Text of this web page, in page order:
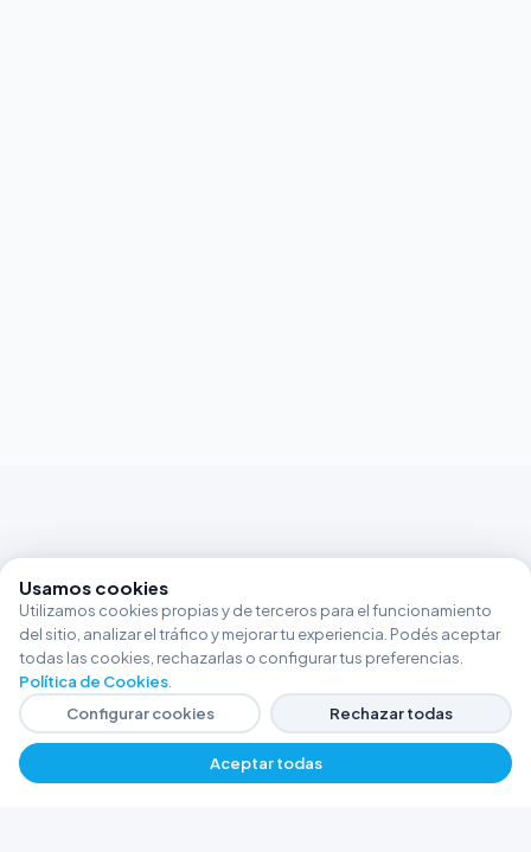
Usamos cookies
Utilizamos cookies propias y de terceros para el funcionamiento
del sitio, analizar el tráfico y mejorar tu experiencia. Podés aceptar
todas las cookies, rechazarlas o configurar tus preferencias.
Política de Cookies
Configurar cookies
Rechazar todas
Aceptar todas